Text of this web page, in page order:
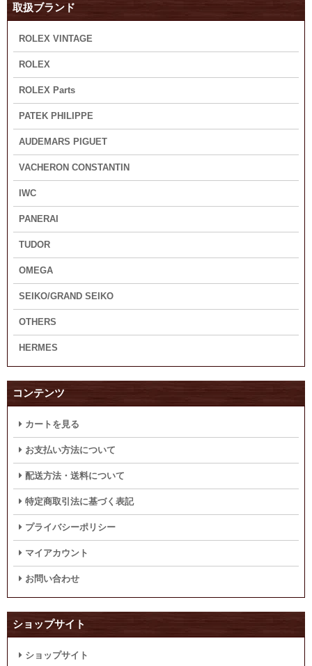
取扱ブランド
ROLEX VINTAGE
ROLEX
ROLEX Parts
PATEK PHILIPPE
AUDEMARS PIGUET
VACHERON CONSTANTIN
IWC
PANERAI
TUDOR
OMEGA
SEIKO/GRAND SEIKO
OTHERS
HERMES
コンテンツ
カートを見る
お支払い方法について
配送方法・送料について
特定商取引法に基づく表記
プライバシーポリシー
マイアカウント
お問い合わせ
ショップサイト
ショップサイト